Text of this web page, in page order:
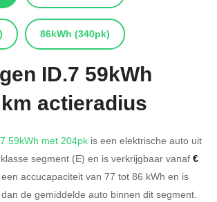
86kWh (340pk)
ID.7 59kWh
actieradius
59kWh met 204pk is een elektrische auto uit
segment (E) en is verkrijgbaar vanaf €
accucapaciteit van 77 tot 86 kWh en is
de gemiddelde auto binnen dit segment.